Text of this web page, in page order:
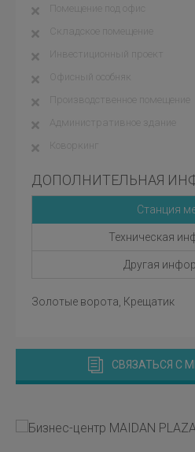
Помещение под офис
Складское помещение
Инвестиционный проект
Офисный особняк
Производственное помещение
Административное здание
Коворкинг
ДОПОЛНИТЕЛЬНАЯ
Станция
Техническая
Другая
Золотые ворота, Крещатик
СВЯЗАТЬСЯ С